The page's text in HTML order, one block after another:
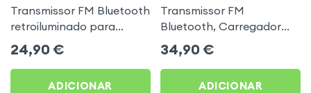
Transmissor FM Bluetooth
retroiluminado para
automóvel com
carregamento USB C
Preto
24,90 €
ADICIONAR
Transmissor FM
Bluetooth, Carregador
para automóvel Muvit
Preto para Doro 8220
34,90 €
ADICIONAR